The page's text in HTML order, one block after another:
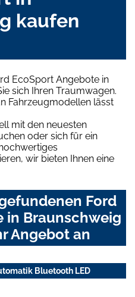
kaufen
EcoSport Angebote in
sich Ihren Traumwagen.
Fahrzeugmodellen lässt
mit den neuesten
oder sich für ein
wir bieten Ihnen eine
Ford
in Braunschweig
Angebot an
Bluetooth LED